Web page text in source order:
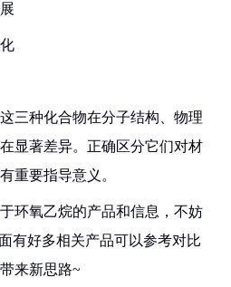
三种化合物在分子结构、物理
显著差异。正确区分它们对材
重要指导意义。
环氧乙烷的产品和信息，不妨
有好多相关产品可以参考对比
来新思路~